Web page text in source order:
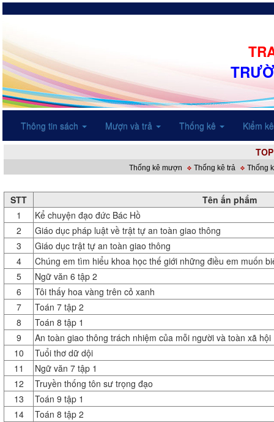
Thông tin sách Mượn và trả Thống kê Kiểm
Thống kê mượn Thống kê trả Thống
STT
Tên ấn phẩm
1
Kể chuyện đạo đức Bác Hồ
2
Giáo dục pháp luật về trật tự an toàn giao thông
3
Giáo dục trật tự an toàn giao thông
4
Chúng em tìm hiểu khoa học thế giới những điều em muốn
5
Ngữ văn 6 tập 2
6
Tôi thấy hoa vàng trên cỏ xanh
7
Toán 7 tập 2
8
Toán 8 tập 1
9
An toàn giao thông trách nhiệm của mỗi người và toàn xã hội
10
Tuổi thơ dữ dội
11
Ngữ văn 7 tập 1
12
Truyền thống tôn sư trọng đạo
13
Toán 9 tập 1
14
Toán 8 tập 2